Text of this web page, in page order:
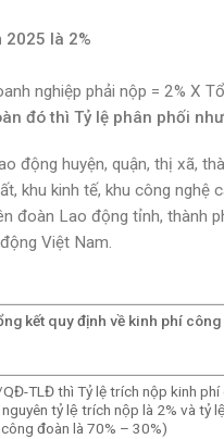
2025 là 2%
nghiệp phải nộp = 2% X
đó thì Tỷ lệ phân phối
động huyện, quận, thị xã,
khu kinh tế, khu công
đoàn Lao động tỉnh, thành
Việt Nam.
kết quy định về kinh phí công
TLĐ thì Tỷ lệ trích nộp kinh phí
tỷ lệ trích nộp là 2% và tỷ
đoàn là 70% – 30%)